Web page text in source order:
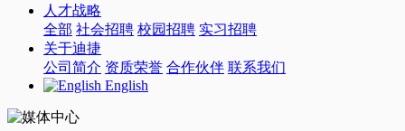
人才战略
全部 社会招聘 校园招聘 实习招聘
关于迪捷
公司简介 资质荣誉 合作伙伴 联系我们
English